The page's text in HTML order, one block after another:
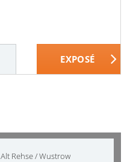
Alt Rehse / Wustrow